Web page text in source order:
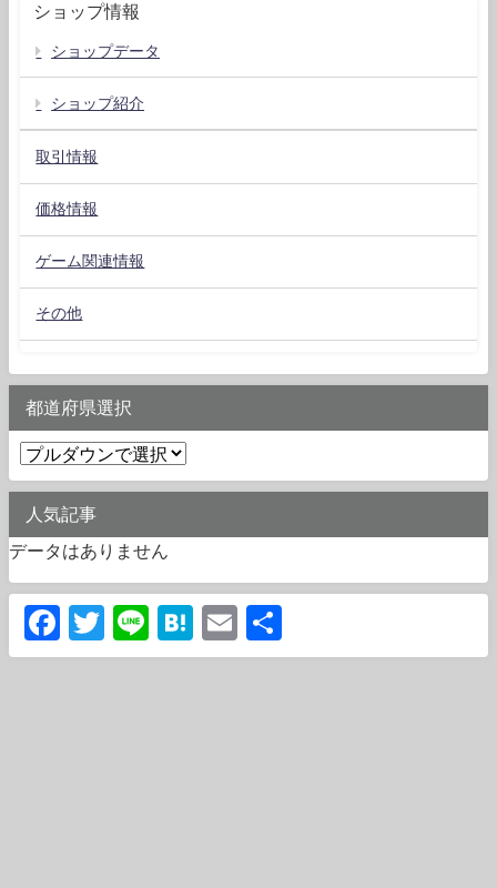
ショップ情報
ショップデータ
ショップ紹介
取引情報
価格情報
ゲーム関連情報
その他
都道府県選択
人気記事
データはありません
Facebook
Twitter
LineHatena
Email
有